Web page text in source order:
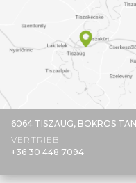
6064 TISZAUG, BOKROS
VERTRIEB
+36 30 448 7094